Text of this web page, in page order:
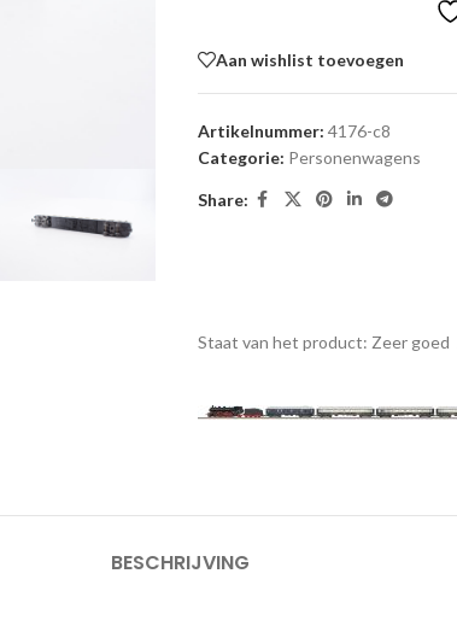
Aan wishlist toevoegen
Artikelnummer: 4176-c8
Categorie: Personenwagens
Share:
Staat van het product: Zeer goed
BESCHRIJVING